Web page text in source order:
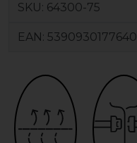
SKU: 64300-75
EAN: 5390930177640